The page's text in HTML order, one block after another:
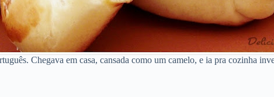
Chegava em casa, cansada como um camelo, e ia pra cozinha